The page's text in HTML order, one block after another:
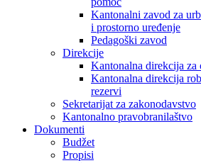
Kantonalni zavod za
i prostorno uređenje
Pedagoški zavod
Direkcije
Kantonalna direkcija za
Kantonalna direkcija
rezervi
Sekretarijat za zakonodavstvo
Kantonalno pravobranilaštvo
Dokumenti
Budžet
Propisi